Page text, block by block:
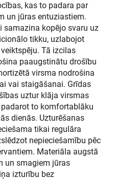
kas to padara par
un jūras entuziastiem.
samazina kopējo svaru uz
tikku, uzlabojot
Tā izcilas
paaugstinātu drošību
virsma nodrošina
vai staigāšanai. Grīdas
uztur klāja virsmas
to komfortablāku
dienās. Uzturēšanas
tikai regulāra
nepieciešamību pēc
Materiāla augstā
un smagiem jūras
izturību bez